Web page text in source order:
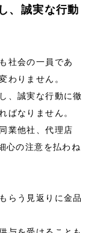
、誠実な行動
社会の一員であ
わりません。
、誠実な行動に徹
ばなりません。
業他社、代理店
心の注意を払わね
らう見返りに金品